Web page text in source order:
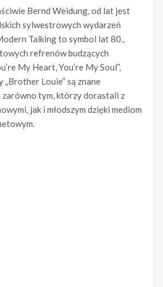
Bernd Weidung, od lat jest
sylwestrowych wydarzeń
Talking to symbol lat 80.,
refrenów budzących
My Heart, You’re My Soul”,
„Brother Louie” są znane
tym, którzy dorastali z
jak i młodszym dzięki mediom